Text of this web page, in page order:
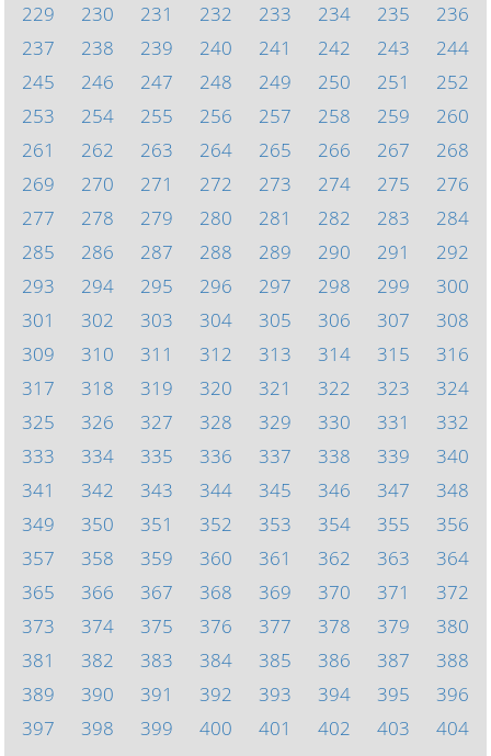
229
230 231 232 233 234 235
236
237
238 239 240 241 242 243
244
245
246 247 248 249 250 251
252
253
254 255 256 257 258 259
260
261
262 263 264 265 266 267
268
269
270 271 272 273 274 275
276
277
278 279 280 281 282 283
284
285
286 287 288 289 290 291
292
293
294 295 296 297 298 299
300
301
302 303 304 305 306 307
308
309
310 311 312 313 314 315
316
317
318 319 320 321 322 323
324
325
326 327 328 329 330 331
332
333
334 335 336 337 338 339
340
341
342 343 344 345 346 347
348
349
350 351 352 353 354 355
356
357
358 359 360 361 362 363
364
365
366 367 368 369 370 371
372
373
374 375 376 377 378 379
380
381
382 383 384 385 386 387
388
389
390 391 392 393 394 395
396
397
398 399 400 401 402 403
404